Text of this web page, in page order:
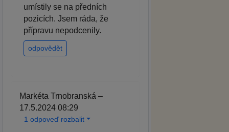
umístily se na předních
pozicích. Jsem ráda, že
přípravu nepodcenily.
odpovědět
Markéta Trnobranská –
17.5.2024 08:29
1 odpoveď rozbalit